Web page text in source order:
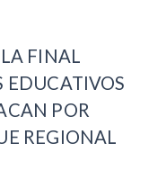
FINAL
EDUCATIVOS
POR
REGIONAL